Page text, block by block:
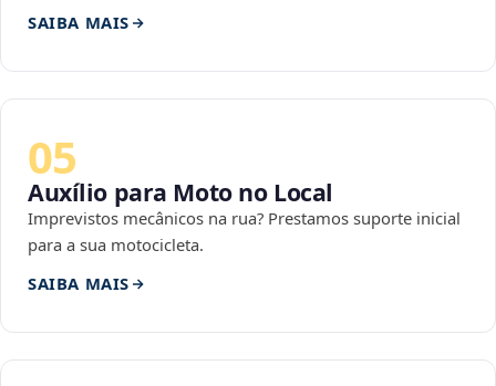
SAIBA MAIS
05
Auxílio para Moto no Local
Imprevistos mecânicos na rua? Prestamos suporte inicial
para a sua motocicleta.
SAIBA MAIS